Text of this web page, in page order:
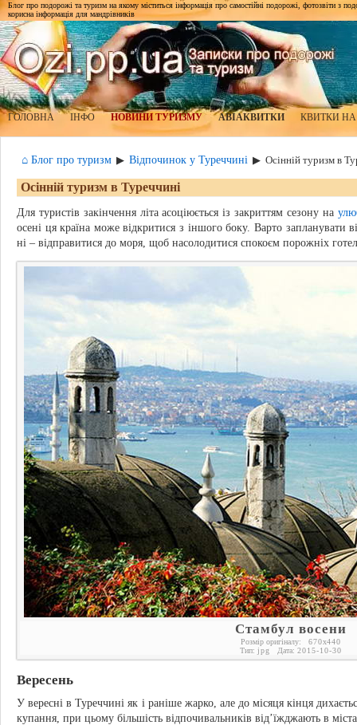
Блог про подорожі та туризм на якому міститься інформація про самостійні подорожі, фотозвіти з
корисна інформація для мандрівників
ГОЛОВНА ІНФО НОВИНИ ТУРИЗМУ АВІАКВИТКИ КВИТКИ
⌂ Блог про туризм ▶ Відпочинок у Туреччині ▶ Осінній туризм в
Осінній туризм в Туреччині
Для туристів закінчення літа асоціюється із закриттям сезону на
осені ця країна може відкритися з іншого боку. Варто запланувати
ні – відправитися до моря, щоб насолодитися спокоєм порожніх
Стамбул восени
Розмір оригіналу: 670x440
Тип: jpg Дата: 2015-10-30
Вересень
У вересні в Туреччині як і раніше жарко, але до місяця кінця
купання, при цьому більшість відпочивальників від’їжджають в